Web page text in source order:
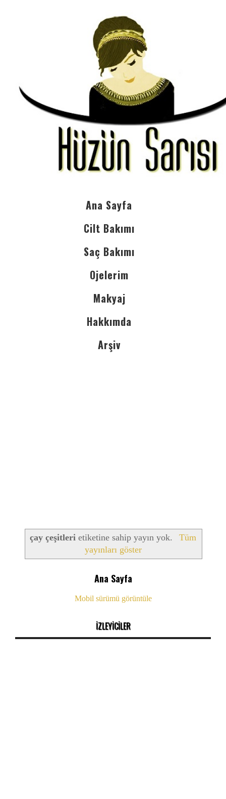
Ana Sayfa
Cilt Bakımı
Saç Bakımı
Ojelerim
Makyaj
Hakkımda
Arşiv
çay çeşitleri etiketine sahip yayın yok.
Tüm
yayınları göster
Ana Sayfa
Mobil sürümü görüntüle
İZLEYİCİLER